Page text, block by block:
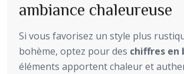
ambiance chaleureuse
Si vous favorisez un style plus
bohème, optez pour des chiffres en
éléments apportent chaleur et